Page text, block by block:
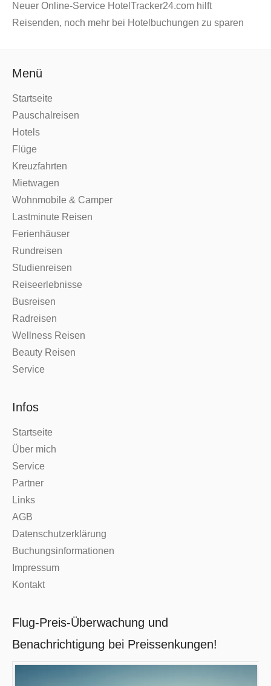
Neuer Online-Service HotelTracker24.com hilft
Reisenden, noch mehr bei Hotelbuchungen zu sparen
Menü
Startseite
Pauschalreisen
Hotels
Flüge
Kreuzfahrten
Mietwagen
Wohnmobile & Camper
Lastminute Reisen
Ferienhäuser
Rundreisen
Studienreisen
Reiseerlebnisse
Busreisen
Radreisen
Wellness Reisen
Beauty Reisen
Service
Infos
Startseite
Über mich
Service
Partner
Links
AGB
Datenschutzerklärung
Buchungsinformationen
Impressum
Kontakt
Flug-Preis-Überwachung und
Benachrichtigung bei Preissenkungen!